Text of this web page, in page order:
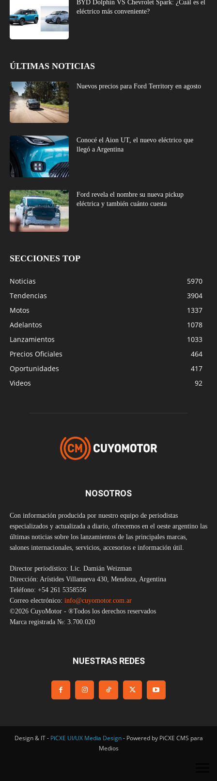
BYD Dolphin VS Chevrolet Spark: ¿Cuál es el
eléctrico más conveniente?
ÚLTIMAS NOTICIAS
Nuevos precios para Ford Territory en agosto
Conocé el Aion UT, el nuevo eléctrico que
llegó a Argentina
Ford revela el nombre su nueva pickup
eléctrica y también cuánto cuesta
SECCIONES TOP
Noticias
5970
Tendencias
3904
Motos
1337
Adelantos
1078
Lanzamientos
1033
Precios Oficiales
464
Oportunidades
417
Videos
92
NOSOTROS
Con información producida por nuestro equipo de periodistas
especializados y actualizada a diario, ofrecemos en el oeste argentino las
últimas noticias sobre los lanzamientos de las principales marcas,
salones internacionales, servicios, accesorios e información útil.
Director periodístico: Lic. Damián Weizman
Dirección: Arístides Villanueva 430, Mendoza, Argentina
Teléfono: +54 261 5358556
Correo electrónico: info@cuyomotor.com.ar
©2026 CuyoMotor - ®Todos los derechos reservados
Marca registrada №: 3.700.020
NUESTRAS REDES
Design & IT - PiCXE UI/UX Media Design- Powered by PiCXE CMS para
Medios